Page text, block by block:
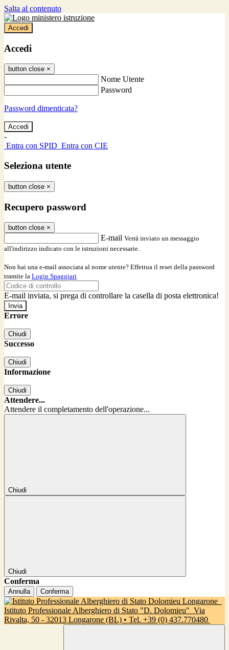
Salta al contenuto
Accedi
Accedi
button close ×
Nome Utente
Password
Password dimenticata?
-
Entra con SPID Entra con CIE
Seleziona utente
button close ×
Recupero password
button close ×
E-mail Verrà inviato un messaggio
all'indirizzo indicato con le istruzioni necessarie.
Non hai una e-mail associata al nome utente? Effettua il reset della password
tramite la Login Spaggiari
E-mail inviata, si prega di controllare la casella di posta elettronica!
Errore
Chiudi
Successo
Chiudi
Informazione
Chiudi
Attendere...
Attendere il completamento dell'operazione...
Chiudi
Chiudi
Conferma
Annulla Conferma
Istituto Professionale Alberghiero di Stato "D. Dolomieu" Via
Rivalta, 50 - 32013 Longarone (BL) • Tel. +39 (0) 437.770480